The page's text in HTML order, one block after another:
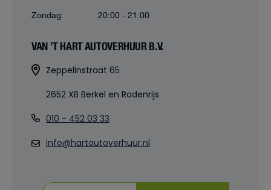
Zondag
20:00 - 21:00
VAN ’T HART AUTOVERHUUR B.V.
Zeppelinstraat 65
2652 XB Berkel en Rodenrijs
010 - 452 03 33
info@hartautoverhuur.nl